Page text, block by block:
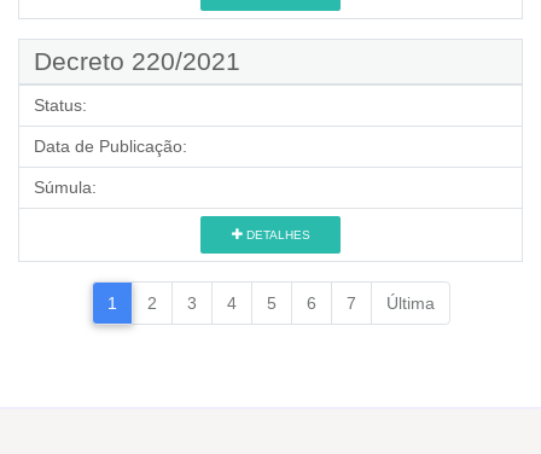
Decreto 220/2021
Status:
Data de Publicação:
Súmula:
DETALHES
1 2 3 4 5 6 7 Última